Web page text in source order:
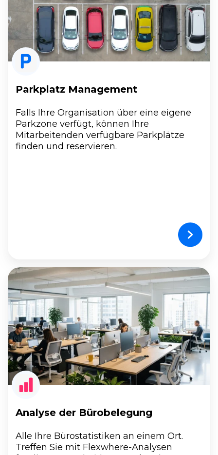
Parkplatz Management
Falls Ihre Organisation über eine eigene
Parkzone verfügt, können Ihre
Mitarbeitenden verfügbare Parkplätze
finden und reservieren.
Analyse
der
Bürobelegung
Analyse der Bürobelegung
Alle Ihre Bürostatistiken an einem Ort.
Treffen Sie mit Flexwhere-Analysen